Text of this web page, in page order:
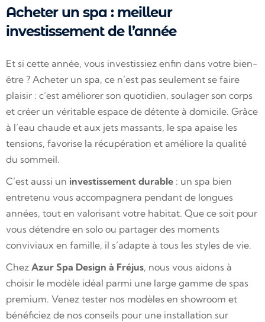
Acheter un spa : meilleur
investissement de l’année
Et si cette année, vous investissiez enfin dans votre bien-
être ? Acheter un spa, ce n’est pas seulement se faire
plaisir : c’est améliorer son quotidien, soulager son corps
et créer un véritable espace de détente à domicile. Grâce
à l’eau chaude et aux jets massants, le spa apaise les
tensions, favorise la récupération et améliore la qualité
du sommeil.
C’est aussi un investissement durable : un spa bien
entretenu vous accompagnera pendant de longues
années, tout en valorisant votre habitat. Que ce soit pour
vous détendre en solo ou partager des moments
conviviaux en famille, il s’adapte à tous les styles de vie.
Chez Azur Spa Design à Fréjus, nous vous aidons à
choisir le modèle idéal parmi une large gamme de spas
premium. Venez tester nos modèles en showroom et
bénéficiez de nos conseils pour une installation sur